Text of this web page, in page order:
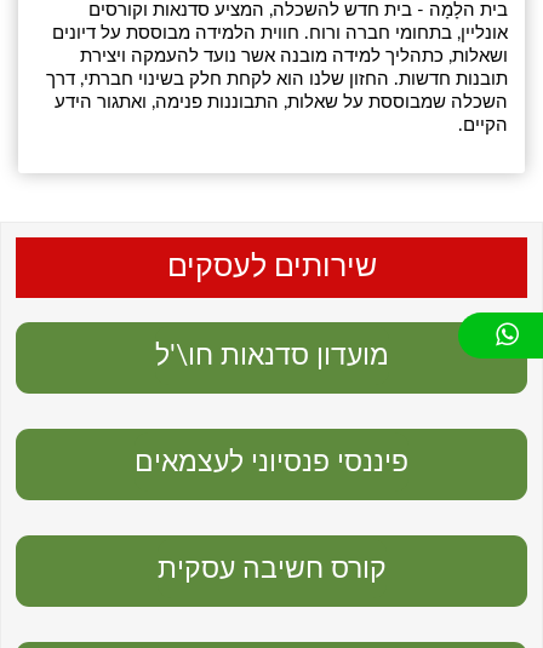
בית הלָמָה - בית חדש להשכלה, המציע סדנאות וקורסים
אונליין, בתחומי חברה ורוח. חווית הלמידה מבוססת על דיונים
ושאלות, כתהליך למידה מובנה אשר נועד להעמקה ויצירת
תובנות חדשות. החזון שלנו הוא לקחת חלק בשינוי חברתי, דרך
השכלה שמבוססת על שאלות, התבוננות פנימה, ואתגור הידע
הקיים.
שירותים לעסקים
מועדון סדנאות חו\'ל
פיננסי פנסיוני לעצמאים
קורס חשיבה עסקית